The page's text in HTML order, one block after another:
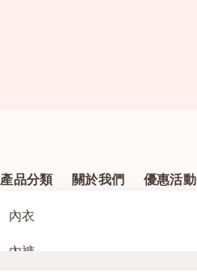
產品分類
內衣
內褲
關於我們 優惠活動